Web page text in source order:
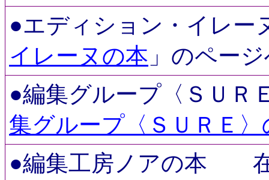
●エディション・イレ
イレーヌの本 」のペー
●編集グループ〈ＳＵＲ
集グループ〈ＳＵＲＥ
●編集工房ノアの本